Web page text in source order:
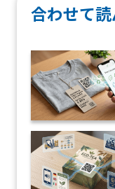
合わせて